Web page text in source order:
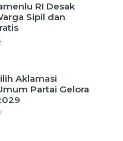
RI Desak
Sipil dan
Aklamasi
Partai Gelora